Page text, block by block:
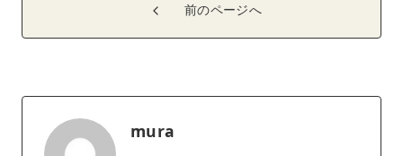
前のページへ
mura